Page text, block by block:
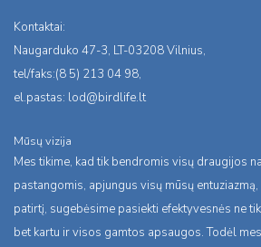
Kontaktai:
Naugarduko 47-3, LT-03208 Vilnius,
tel/faks:(8 5) 213 04 98,
el.pastas: lod@birdlife.lt
Mūsų vizija
Mes tikime, kad tik bendromis visų draugijos
pastangomis, apjungus visų mūsų entuziazmą,
patirtį, sugebėsime pasiekti efektyvesnės ne
bet kartu ir visos gamtos apsaugos. Todėl